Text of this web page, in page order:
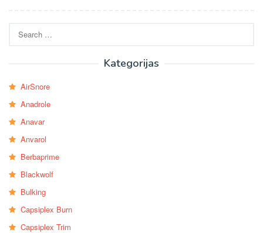
for:
Kategorijas
AirSnore
Anadrole
Anavar
Anvarol
Berbaprime
Blackwolf
Bulking
Capsiplex Burn
Capsiplex Trim